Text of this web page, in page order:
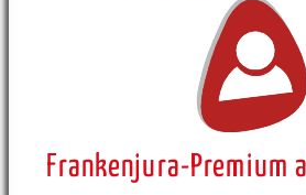
Frankenjura-Premium